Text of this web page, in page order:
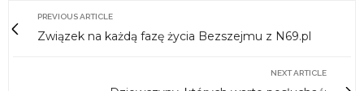
PREVIOUS ARTICLE
Związek na każdą fazę życia Bezszejmu z N69.pl
NEXT ARTICLE